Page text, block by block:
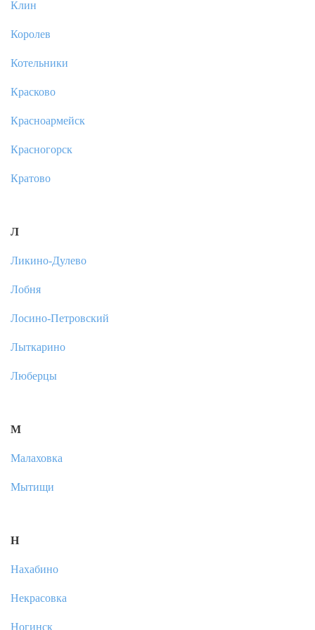
Клин
Королев
Котельники
Красково
Красноармейск
Красногорск
Кратово
Л
Ликино-Дулево
Лобня
Лосино-Петровский
Лыткарино
Люберцы
М
Малаховка
Мытищи
Н
Нахабино
Некрасовка
Ногинск